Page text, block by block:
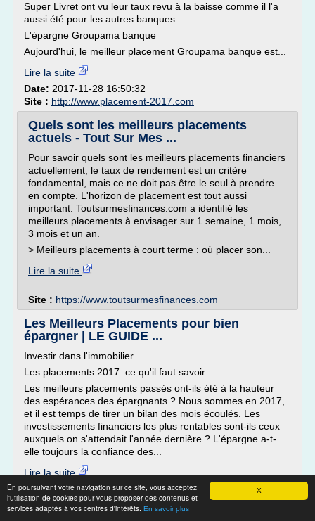
X
En poursuivant votre navigation sur ce site, vous acceptez
l'utilisation de cookies pour vous proposer des contenus et
services adaptés à vos centres d'intérêts. En savoir plus
Super Livret ont vu leur taux revu à la baisse comme il l'a
aussi été pour les autres banques.
L'épargne Groupama banque
Aujourd'hui, le meilleur placement Groupama banque est...
Lire la suite
Date: 2017-11-28 16:50:32
Site : http://www.placement-2017.com
Quels sont les meilleurs placements
actuels - Tout Sur Mes ...
Pour savoir quels sont les meilleurs placements financiers
actuellement, le taux de rendement est un critère
fondamental, mais ce ne doit pas être le seul à prendre
en compte. L'horizon de placement est tout aussi
important. Toutsurmesfinances.com a identifié les
meilleurs placements à envisager sur 1 semaine, 1 mois,
3 mois et un an.
> Meilleurs placements à court terme : où placer son...
Lire la suite
Site : https://www.toutsurmesfinances.com
Les Meilleurs Placements pour bien
épargner | LE GUIDE ...
Investir dans l'immobilier
Les placements 2017: ce qu'il faut savoir
Les meilleurs placements passés ont-ils été à la hauteur
des espérances des épargnants ? Nous sommes en 2017,
et il est temps de tirer un bilan des mois écoulés. Les
investissements financiers les plus rentables sont-ils ceux
auxquels on s'attendait l'année dernière ? L'épargne a-t-
elle toujours la confiance des...
Lire la suite
Site :http://www.meilleursplacements2013.com